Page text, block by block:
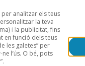
analitzar els teus
la teva
i la publicitat, fins
en funció dels teus
les galetes” per
l’ús. O bé, pots